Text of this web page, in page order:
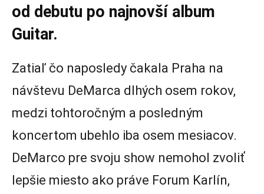
od debutu po najnovší album
Guitar.
Zatiaľ čo naposledy čakala Praha na
návštevu DeMarca dlhých osem rokov,
medzi tohtoročným a posledným
koncertom ubehlo iba osem mesiacov.
DeMarco pre svoju show nemohol zvoliť
lepšie miesto ako práve Forum Karlín,